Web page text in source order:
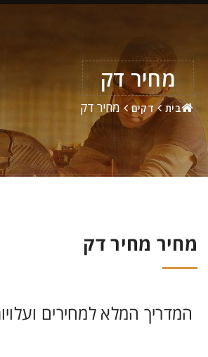
מחיר דק
בית דקים מחיר דק
מחיר מחיר דק
המדריך המלא למחירים